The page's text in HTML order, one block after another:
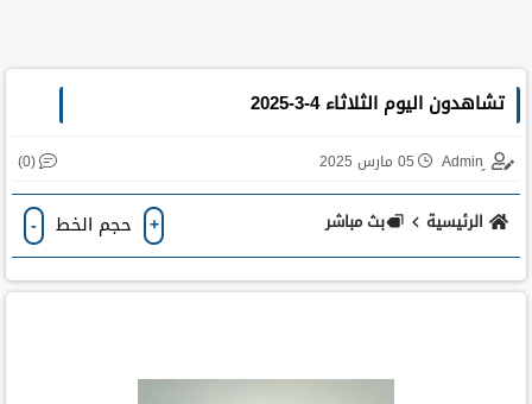
تشاهدون اليوم الثلاثاء 4-3-2025
05 مارس 2025 (0)
الرئيسية بث مباشر + حجم الخط -